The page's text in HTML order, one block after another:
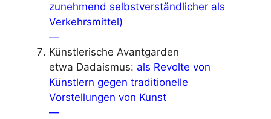
zunehmend selbstverständlicher als
Verkehrsmittel)
—
Künstlerische Avantgarden
etwa Dadaismus: als Revolte von
Künstlern gegen traditionelle
Vorstellungen von Kunst
—